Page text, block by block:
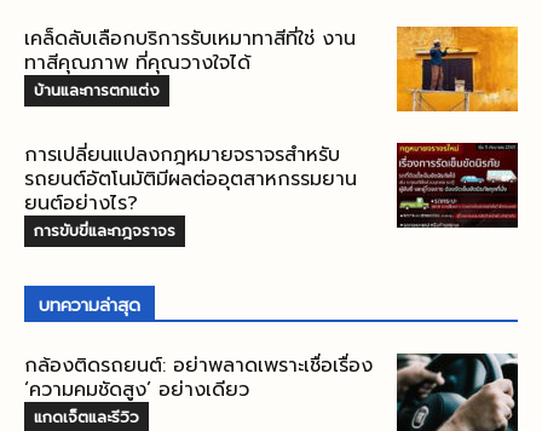
เคล็ดลับเลือกบริการรับเหมาทาสีที่ใช่ งาน
ทาสีคุณภาพ ที่คุณวางใจได้
บ้านและการตกแต่ง
การเปลี่ยนแปลงกฎหมายจราจรสำหรับ
รถยนต์อัตโนมัติมีผลต่ออุตสาหกรรมยาน
ยนต์อย่างไร?
การขับขี่และกฎจราจร
บทความล่าสุด
กล้องติดรถยนต์: อย่าพลาดเพราะเชื่อเรื่อง
‘ความคมชัดสูง’ อย่างเดียว
แกดเจ็ตและรีวิว